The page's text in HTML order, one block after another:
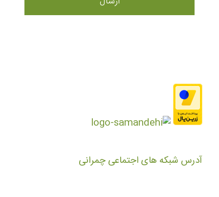
آدرس شبکه های اجتماعی چمرانی